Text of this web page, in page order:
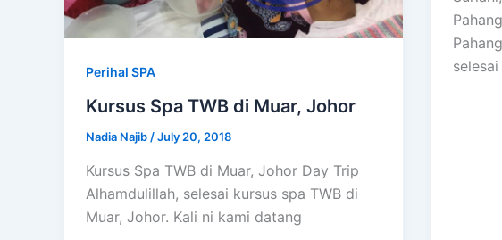
Perihal SPA
Kursus Spa TWB di Muar, Johor
Nadia Najib/July 20, 2018
Kursus Spa TWB di Muar, Johor Day Trip
Alhamdulillah, selesai kursus spa TWB di
Muar, Johor. Kali ni kami datang